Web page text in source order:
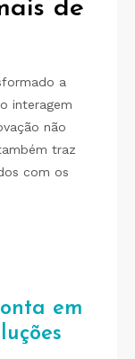
de
a
interagem
não
traz
com os
em